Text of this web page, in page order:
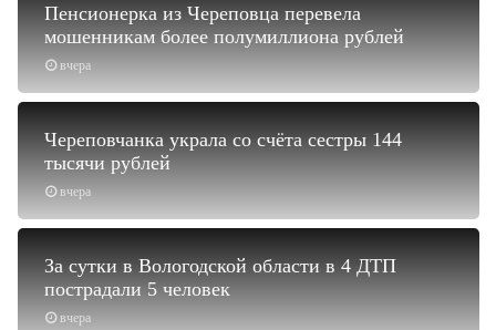
вчера
Пенсионерка из Череповца перевела
мошенникам более полумиллиона рублей
вчера
Череповчанка украла со счёта сестры 144
тысячи рублей
вчера
За сутки в Вологодской области в 4 ДТП
пострадали 5 человек